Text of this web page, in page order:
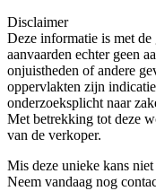
Disclaimer
Deze informatie is met
aanvaarden echter geen
onjuistheden of andere
oppervlakten zijn
onderzoeksplicht naar
Met betrekking tot deze
van de verkoper.
Mis deze unieke kans
Neem vandaag nog